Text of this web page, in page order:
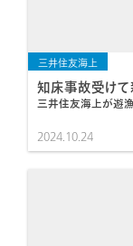
三井住友海上
知床事故受け
三井住友海上が遊
2024.10.24